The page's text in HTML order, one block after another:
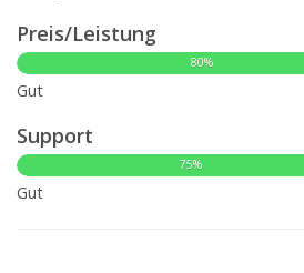
Preis/Leistung
80%
Gut
Support
75%
Gut